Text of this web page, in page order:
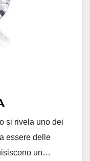
si rivela uno dei
essere delle
un…